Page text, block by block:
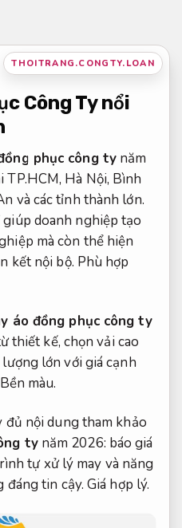
THOITRANG.CONGTY.LOAN
Công Ty nổi
phục công tynăm
Hà Nội, Bình
và các tỉnh thành lớn.
doanh nghiệp tạo
mà còn thể hiện
kết nội bộ. Phù hợp
áo đồng phục công ty
thiết kế, chọn vải cao
lớn với giá cạnh
Bền màu.
đủ nội dung tham khảo
tynăm 2026: báo giá
tự xử lý may và năng
đáng tin cậy.Giá hợp lý.